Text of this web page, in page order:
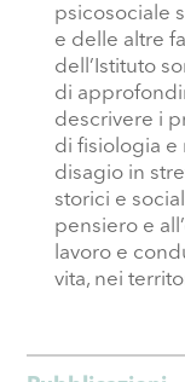
psicosociale
e delle altre
dell’Istituto
di
descrivere i
di fisiologia e
disagio in
storici e
pensiero e
lavoro e
vita, nei